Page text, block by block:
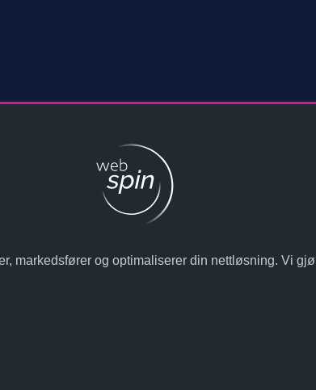
markedsfører og optimaliserer din nettløsning. Vi